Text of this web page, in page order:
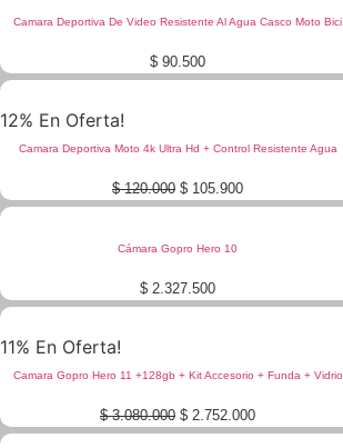
Camara Deportiva De Video Resistente Al Agua Casco Moto Bici
$ 90.500
12% En Oferta!
Camara Deportiva Moto 4k Ultra Hd + Control Resistente Agua
$120.000 Original
price
$ 120.000.
$ 105.900Current
price
Cámara Gopro Hero 10
$ 2.327.500
11% En Oferta!
Camara Gopro Hero 11 +128gb + Kit Accesorio + Funda + Vidrio
$3.080.000 Original
price
$ 2.752.000Current
price